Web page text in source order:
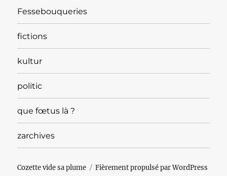
Fessebouqueries
fictions
kultur
politic
que fœtus là ?
zarchives
Cozette vide sa plume Fièrement propulsé par WordPress